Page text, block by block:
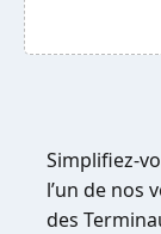
Simplifiez-
l’un de nos
des